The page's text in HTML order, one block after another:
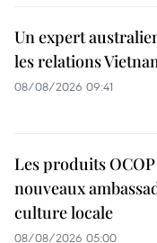
Un expert
les relations
08/08/2026 09:41
Les produits
nouveaux
culture locale
08/08/2026 05:00